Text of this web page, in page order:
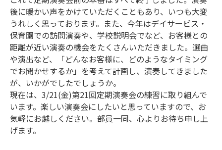
後に暖かい声をかけていただくこともあり、いつも大変
うれしく思っております。また、今年はデイサービス・
保育園での訪問演奏や、学校説明会でなど、お客様との
距離が近い演奏の機会をたくさんいただきました。選曲
や演出など、「どんなお客様に、どのようなタイミング
でお聞かせするか」を考えて計画し、演奏してきました
が、いかがでしたでしょうか。
現在は、3/21(金)第21回定期演奏会の練習に取り組んで
います。楽しい演奏会にしたいと思っていますので、お
気軽にお越しください。部員一同、心よりお待ち申し上
げます。